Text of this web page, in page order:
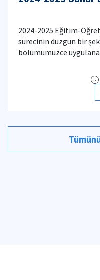
2024-2025 Eğitim-
sürecinin düzgün bir
bölümümüzce